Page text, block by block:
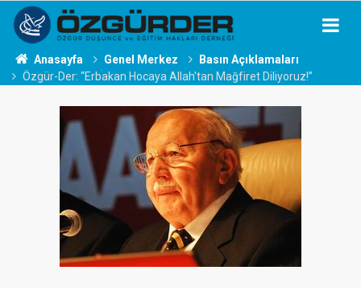
Anasayfa Genel Merkez
Basın Açıklamaları
Özgür-Der: “Erbakan Hocaya Allah'tan Mağfiret Diliyoruz!”